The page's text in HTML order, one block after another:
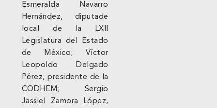
Esmeralda Navarro
Hernández, diputade
local de la LXII
Legislatura del Estado
de México; Víctor
Leopoldo Delgado
Pérez, presidente de la
CODHEM; Sergio
Jassiel Zamora López,